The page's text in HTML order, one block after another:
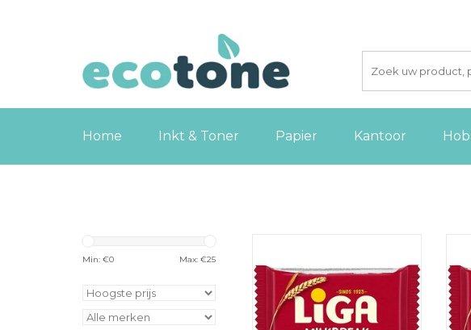
Home Inkt & Toner Papier Kantoor
Min: €0 Max: €25
TOEVOEGEN AAN
WINKELWAGEN